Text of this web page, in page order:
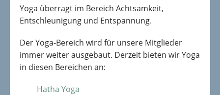
Yoga überragt im Bereich Achtsamkeit,
Entschleunigung und Entspannung.
Der Yoga-Bereich wird für unsere Mitglieder
immer weiter ausgebaut. Derzeit bieten wir Yoga
in diesen Bereichen an:
Hatha Yoga